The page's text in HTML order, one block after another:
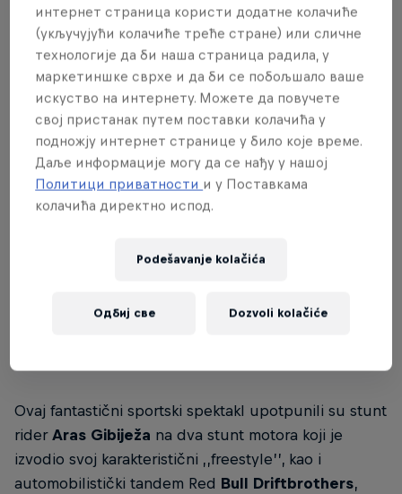
Ovaj fantastični sportski spektakl upotpunili su stunt
rider Aras Gibiježa na dva stunt motora koji je
izvodio svoj karakteristični ,,freestyle’’, kao i
automobilistički tandem Red Bull Driftbrothers,
интернет страница користи додатне колачиће
(укључујући колачиће треће стране) или сличне
технологије да би наша страница радила, у
маркетиншке сврхе и да би се побољшало ваше
искуство на интернету. Можете да повучете
свој пристанак путем поставки колачића у
подножју интернет странице у било које време.
Даље информације могу да се нађу у нашој
Политици приватности и у Поставкама
колачића директно испод.
Podešavanje kolačića
Одбиј све Dozvoli kolačiće